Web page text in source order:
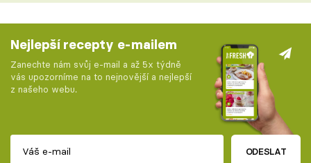
Nejlepší recepty e-mailem
Zanechte nám svůj e-mail a až 5x týdně
vás upozorníme na to nejnovější a nejlepší
z našeho webu.
ODESLAT